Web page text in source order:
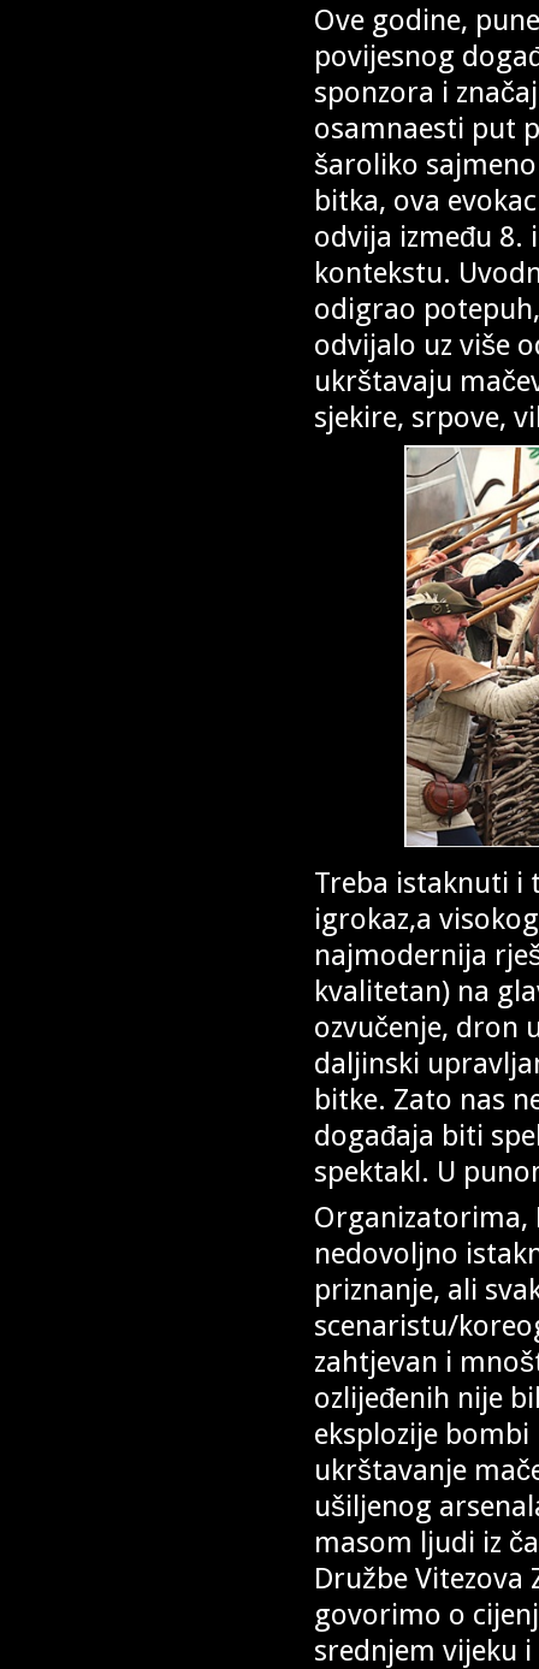
Ove godine,
povijesnog
sponzora i
osamnaesti put
šaroliko
bitka, ova
odvija između 8.
kontekstu.
odigrao
odvijalo uz više
ukrštavaju
sjekire, srpove,
Treba istaknuti i
igrokaz,a
najmodernija
kvalitetan) na
ozvučenje, dron
daljinski
bitke. Zato nas
događaja biti
spektakl. U
Organizatorima,
nedovoljno
priznanje, ali
scenaristu/
zahtjevan i
ozlijeđenih nije
eksplozije
ukrštavanje
ušiljenog
masom ljudi iz
Družbe Vitezova
govorimo o
srednjem vijeku